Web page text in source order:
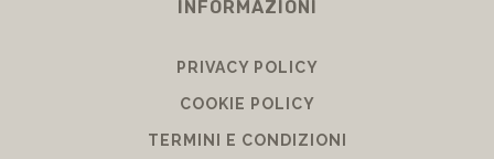
INFORMAZIONI
PRIVACY POLICY
COOKIE POLICY
TERMINI E CONDIZIONI